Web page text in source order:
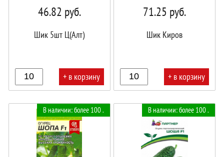
46.82 руб.
Шик 5шт Ц(Алт)
+ в корзину
71.25 руб.
Шик Киров
+ в корзину
В наличии: более 100 . В наличии: более 100 .